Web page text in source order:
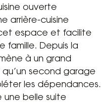
ouverte
arrière-cuisine
espace et facilite
famille. Depuis la
à un grand
second garage
les dépendances.
une belle suite